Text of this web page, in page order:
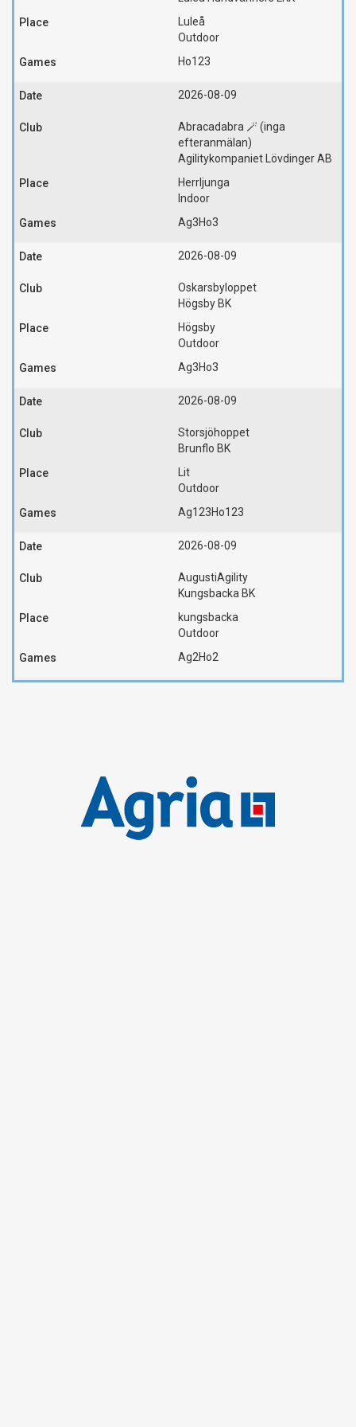
Luleå
Outdoor
Ho123
2026-08-09
Abracadabra 🪄 (inga
efteranmälan)
Agilitykompaniet Lövdinger AB
Herrljunga
Indoor
Ag3Ho3
2026-08-09
Oskarsbyloppet
Högsby BK
Högsby
Outdoor
Ag3Ho3
2026-08-09
Storsjöhoppet
Brunflo BK
Lit
Outdoor
Ag123Ho123
2026-08-09
AugustiAgility
Kungsbacka BK
kungsbacka
Outdoor
Ag2Ho2